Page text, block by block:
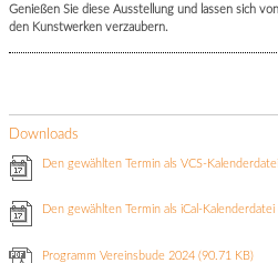
Genießen Sie diese Ausstellung und lassen sich von
den Kunstwerken verzaubern.
Downloads
Den gewählten Termin als VCS-
Den gewählten Termin als iCal-
Programm Vereinsbude 2024(90.71 KB)